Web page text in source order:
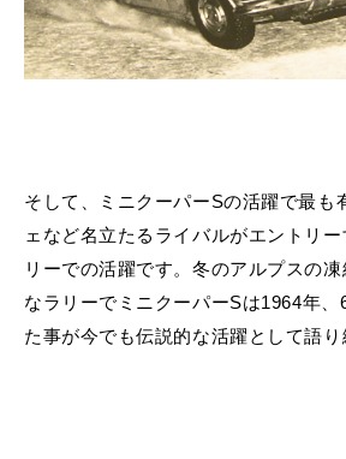
そして、ミニクーパーSの活躍で最も
ェなど名立たるライバルがエントリ
リーでの活躍です。冬のアルプスの
なラリーでミニクーパーSは1964年、
た事が今でも伝説的な活躍として語り